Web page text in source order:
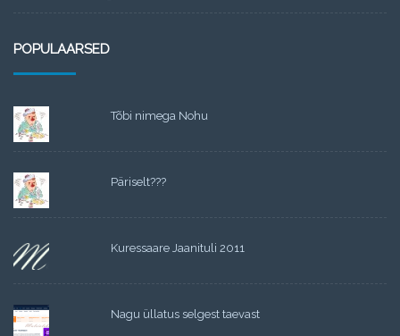
POPULAARSED
Tõbi nimega Nohu
Päriselt???
Kuressaare Jaanituli 2011
Nagu üllatus selgest taevast